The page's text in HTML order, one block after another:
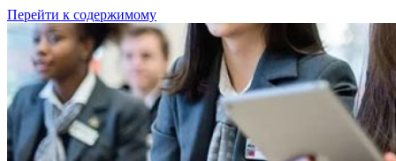
Перейти к содержимому